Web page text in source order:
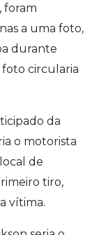
foram
a uma foto,
durante
foto circularia
da
o motorista
de
tiro,
vítima.